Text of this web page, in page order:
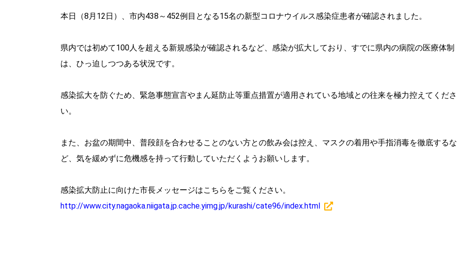
本日（8月12日）、市内438～452例目となる15名の新型コロナウイルス感染症患者が確認されました。
県内では初めて100人を超える新規感染が確認されるなど、感染が拡大しており、すでに県内の病院の医療体制
は、ひっ迫しつつある状況です。
感染拡大を防ぐため、緊急事態宣言やまん延防止等重点措置が適用されている地域との往来を極力控えてくださ
い。
また、お盆の期間中、普段顔を合わせることのない方との飲み会は控え、マスクの着用や手指消毒を徹底するな
ど、気を緩めずに危機感を持って行動していただくようお願いします。
感染拡大防止に向けた市長メッセージはこちらをご覧ください。
http://www.city.nagaoka.niigata.jp.cache.yimg.jp/kurashi/cate96/index.html